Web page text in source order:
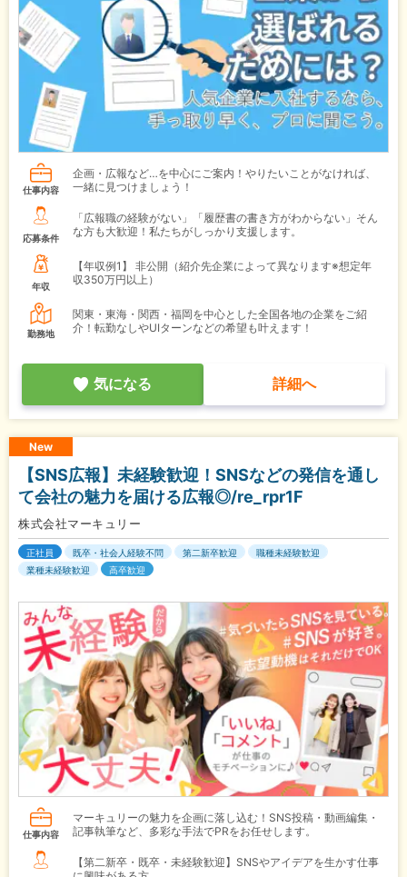
仕事内容
企画・広報など…を中心にご案内！やりたいことがなければ、
一緒に見つけましょう！
応募条件
「広報職の経験がない」「履歴書の書き方がわからない」そん
な方も大歓迎！私たちがしっかり支援します。
年収
【年収例1】
非公開（紹介先企業によって異なります※想定年
収350万円以上）
勤務地
関東・東海・関西・福岡を中心とした全国各地の企業をご紹
介！転勤なしやUIターンなどの希望も叶えます！
気になる 詳細へ
New
【SNS広報】未経験歓迎！SNSなどの発信を通し
て会社の魅力を届ける広報◎/re_rpr1F
株式会社マーキュリー
正社員 既卒・社会人経験不問 第二新卒歓迎
職種未経験歓迎
業種未経験歓迎
高卒歓迎
仕事内容
マーキュリーの魅力を企画に落し込む！SNS投稿・動画編集・
記事執筆など、多彩な手法でPRをお任せします。
【第二新卒・既卒・未経験歓迎】SNSやアイデアを生かす仕事